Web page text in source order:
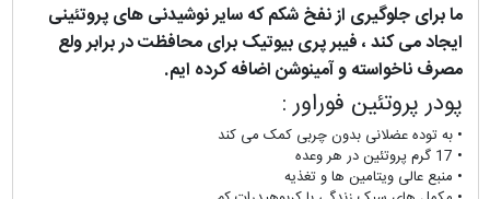
ما برای جلوگیری از نفخ شکم که سایر نوشیدنی های پروتئینی
ایجاد می کند ، فیبر پری بیوتیک برای محافظت در برابر ولع
مصرف ناخواسته و آمینوشن اضافه کرده ایم.
پودر پروتئین فوراور :
• به توده عضلانی بدون چربی کمک می کند
• 17 گرم پروتئین در هر وعده
• منبع عالی ویتامین ها و تغذیه